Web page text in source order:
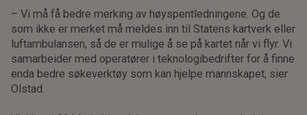
– Vi må få bedre merking av høyspentledningene. Og de
som ikke er merket må meldes inn til Statens kartverk eller
luftambulansen, så de er mulige å se på kartet når vi flyr. Vi
samarbeider med operatører i teknologibedrifter for å finne
enda bedre søkeverktøy som kan hjelpe mannskapet, sier
Olstad.